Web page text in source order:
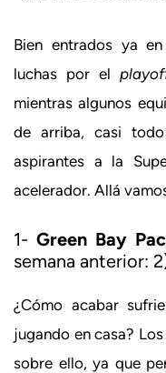
Bien entrados ya
luchas por el
mientras algunos
de arriba, casi
aspirantes a la
acelerador. Allá
1-Green Bay
semana anterior:
¿Cómo acabar
jugando en casa?
sobre ello, ya que